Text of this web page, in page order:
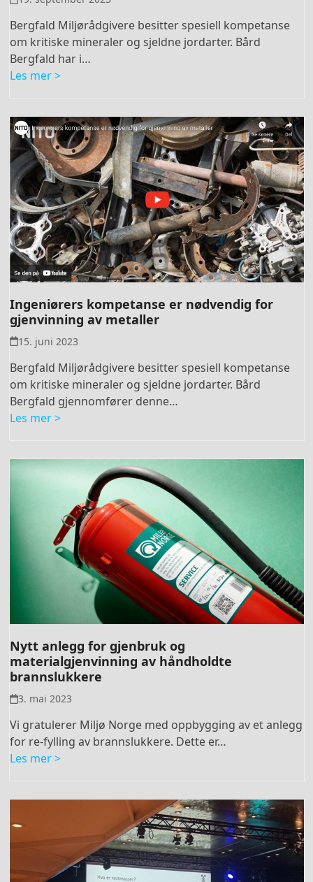
Bergfald Miljørådgivere besitter spesiell kompetanse
om kritiske mineraler og sjeldne jordarter. Bård
Bergfald har i…
Les mer >
Ingeniørers kompetanse er nødvendig for
gjenvinning av metaller
15. juni 2023
Bergfald Miljørådgivere besitter spesiell kompetanse
om kritiske mineraler og sjeldne jordarter. Bård
Bergfald gjennomfører denne…
Les mer >
Nytt anlegg for gjenbruk og
materialgjenvinning av håndholdte
brannslukkere
3. mai 2023
Vi gratulerer Miljø Norge med oppbygging av et anlegg
for re-fylling av brannslukkere. Dette er…
Les mer >